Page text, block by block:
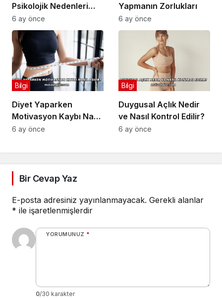
Psikolojik Nedenleri
Nelerdir?
6 ay önce
Yapmanın Zorlukları
6 ay önce
Diyet Yaparken
Motivasyon Kaybı Nasıl
Aşılır?
Bilgi
6 ay önce
Duygusal Açlık Nedir
ve Nasıl Kontrol Edilir?
Bilgi
6 ay önce
Bir Cevap Yaz
E-posta adresiniz yayınlanmayacak. Gerekli alanlar
* ile işaretlenmişlerdir
YORUMUNUZ *
0/30 karakter